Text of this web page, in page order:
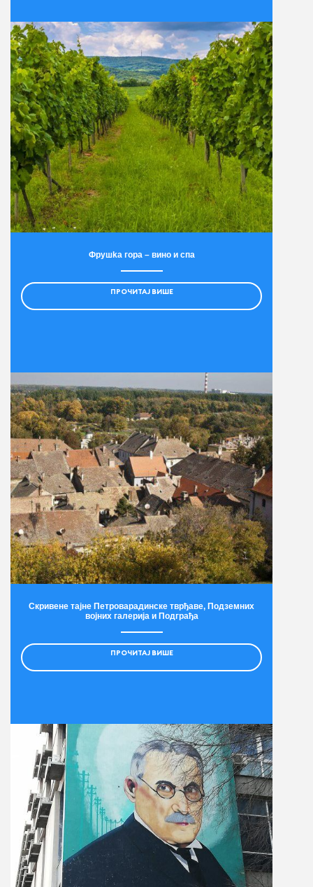
Фрушkа гора – вино и спа
ПРОЧИТАЈ ВИШЕ
Скривене тајне Петроварадинске тврђаве, Подземних
војних галерија и Подграђа
ПРОЧИТАЈ ВИШЕ